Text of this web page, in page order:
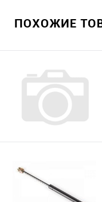
ПОХОЖИЕ